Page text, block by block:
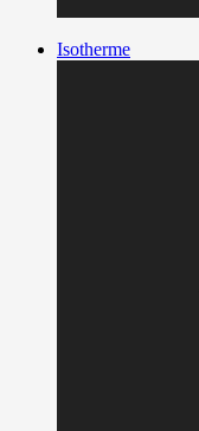
Isotherme